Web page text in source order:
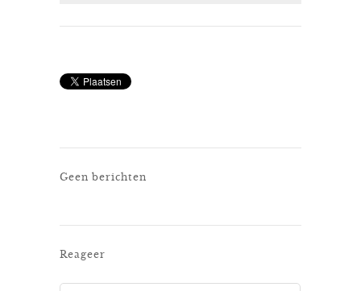
Geen berichten
Reageer